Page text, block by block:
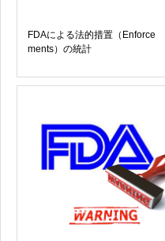
FDAによる法的措置（Enforce
ments）の統計